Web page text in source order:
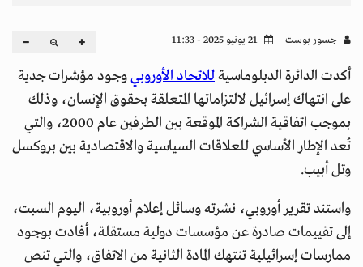
جسور بوست
أكدت الدائرة الدبلوماسيةللاتحاد الأوروبيوجود مؤشرات جدية
على انتهاك إسرائيل لالتزاماتها المتعلقة بحقوق الإنسان، وذلك
بموجب اتفاقية الشراكة الموقعة بين الطرفين عام 2000، والتي
تُعد الإطار الأساسي للعلاقات السياسية والاقتصادية بين بروكسل
وتل أبيب.
واستند تقرير أوروبي، نشرته وسائل إعلام أوروبية، اليوم السبت،
إلى تقييمات صادرة عن مؤسسات دولية مستقلة، أفادت بوجود
ممارسات إسرائيلية تنتهك المادة الثانية من الاتفاق، والتي تنص